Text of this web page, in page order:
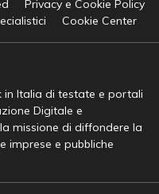
Privacy e Cookie Policy
Cookie Center
Italia di testate e portali
Digitale e
missione di diffondere la
imprese e pubbliche